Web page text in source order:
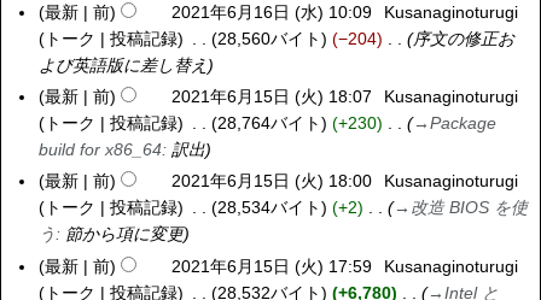
要
約
な
し
最新
前 2021年6月16日 (水) 10:09
Kusanaginoturugi
トーク
投稿記録 28,560バイト −204
序文の修正お
よび英語版に差し替え
2
1
最新 前 2021年6月15日 (火) 18:07
Kusanaginoturugi
トーク
投稿記録 28,764バイト +230 →Package
build for x86_64:訳出
最新
前 2021年6月15日 (火) 18:00
Kusanaginoturugi
トーク
投稿記録 28,534バイト +2 → 改造 BIOS を使
う: 節から項に変更
最新
前 2021年6月15日 (火) 17:59
Kusanaginoturugi
トーク
投稿記録 28,532バイト +6,780 →Intel と